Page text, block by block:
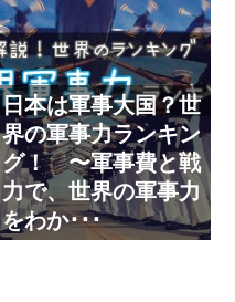
日本は軍事大国？世
界の軍事力ランキン
グ！ 〜軍事費と戦
力で、世界の軍事力
をわか･･･